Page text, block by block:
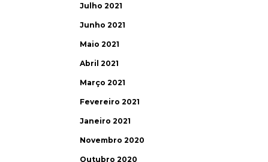
Julho 2021
Junho 2021
Maio 2021
Abril 2021
Março 2021
Fevereiro 2021
Janeiro 2021
Novembro 2020
Outubro 2020